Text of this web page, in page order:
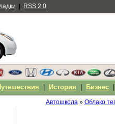
Автошкола» Облако
RSS 2.0
История Бизнес